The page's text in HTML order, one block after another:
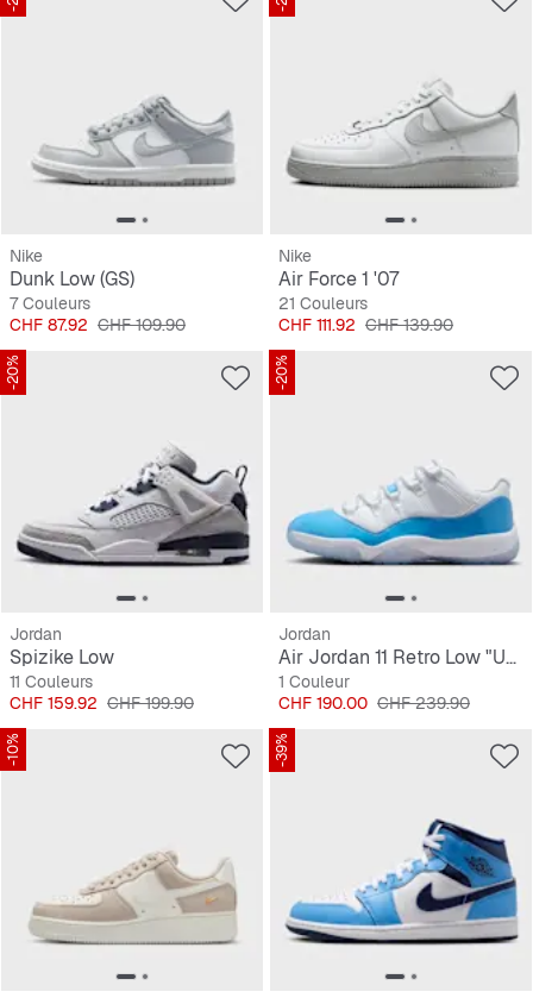
Nike
Dunk Low (GS)
7 Couleurs
Prix
CHF 87.92 Prix original
CHF 109.90
Nike
Air Force 1 '07
21 Couleurs
Prix
CHF 111.92 Prix original
CHF 139.90
-20%
Jordan
Spizike Low
11 Couleurs
Prix
CHF 159.92 Prix original
CHF 199.90
-20%
Jordan
Air Jordan 11 Retro Low "University Blue"
1 Couleur
Prix
CHF 190.00 Prix original
CHF 239.90
-10% -39%